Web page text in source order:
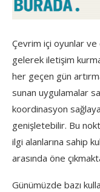
Çevrim içi oyunlar ve
gelerek iletişim
her geçen gün
sunan uygulamalar
koordinasyon
genişletebilir. Bu
ilgi alanlarına sahip
arasında öne
Günümüzde bazı